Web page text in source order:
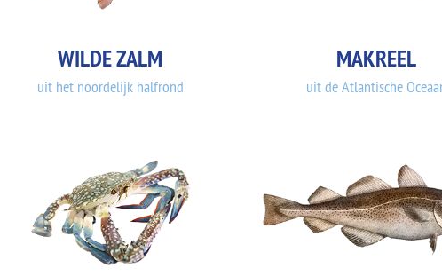
WILDE ZALM
uit het noordelijk halfrond
MAKREEL
uit de Atlantische